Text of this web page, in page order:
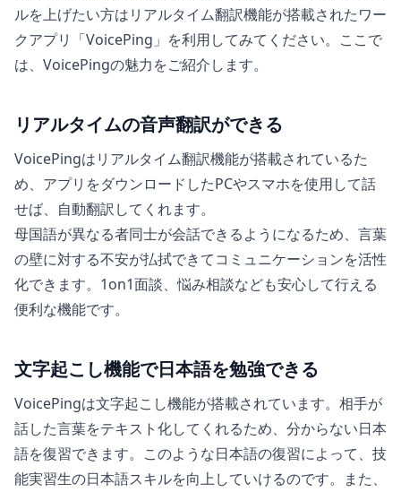
ルを上げたい方はリアルタイム翻訳機能が搭載されたワー
クアプリ「VoicePing」を利用してみてください。ここで
は、VoicePingの魅力をご紹介します。
リアルタイムの音声翻訳ができる
VoicePingはリアルタイム翻訳機能が搭載されているた
め、アプリをダウンロードしたPCやスマホを使用して話
せば、自動翻訳してくれます。
母国語が異なる者同士が会話できるようになるため、言葉
の壁に対する不安が払拭できてコミュニケーションを活性
化できます。1on1面談、悩み相談なども安心して行える
便利な機能です。
文字起こし機能で日本語を勉強できる
VoicePingは文字起こし機能が搭載されています。相手が
話した言葉をテキスト化してくれるため、分からない日本
語を復習できます。このような日本語の復習によって、技
能実習生の日本語スキルを向上していけるのです。また、